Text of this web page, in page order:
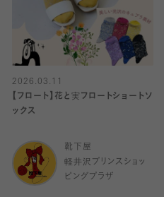
2026.03.11
【フロート】花と実フロートショートソ
ックス
靴下屋
軽井沢プリンスショッ
ピングプラザ